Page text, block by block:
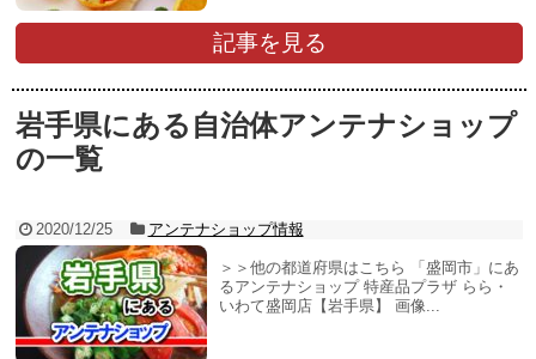
記事を見る
岩手県にある自治体アンテナショップ
の一覧
2020/12/25 アンテナショップ情報
＞＞他の都道府県はこちら 「盛岡市」にあ
るアンテナショップ 特産品プラザ らら・
いわて盛岡店【岩手県】 画像...